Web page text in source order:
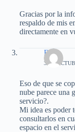
Gracias por la
respaldo de mis
directamente en
Fali
3 DE
Eso de que se
nube parece una
servicio?.
Mi idea es poder
consultarlos en
espacio en el